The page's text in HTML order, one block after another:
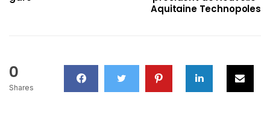
Aquitaine Technopoles
0
Shares